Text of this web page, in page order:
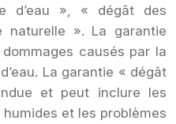
d’eau », « dégât des
». La garantie
causés par la
La garantie « dégât
et peut inclure les
et les problèmes